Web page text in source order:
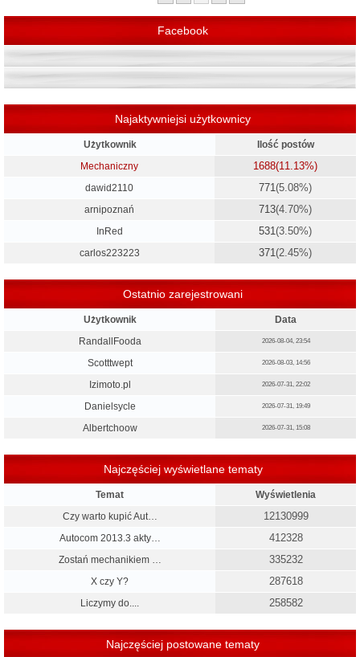
Facebook
Najaktywniejsi użytkownicy
Użytkownik
Ilość postów
Mechaniczny
1688(11.13%)
dawid2110 771 (5.08%)
arnipoznań 713(4.70%)
InRed 531 (3.50%)
carlos223223 371 (2.45%)
Ostatnio zarejestrowani
Użytkownik
Data
RandallFooda
2026-08-04, 23:54
Scotttwept 2026-08-03, 14:56
Izimoto.pl 2026-07-31, 22:02
Danielsycle 2026-07-31, 19:49
Albertchoow 2026-07-31, 15:08
Najczęściej wyświetlane tematy
Temat
Wyświetlenia
Czy warto kupić Aut…
12130999
Autocom 2013.3 akty… 412328
Zostań mechanikiem … 335232
X czy Y? 287618
Liczymy do.... 258582
Najczęściej postowane tematy